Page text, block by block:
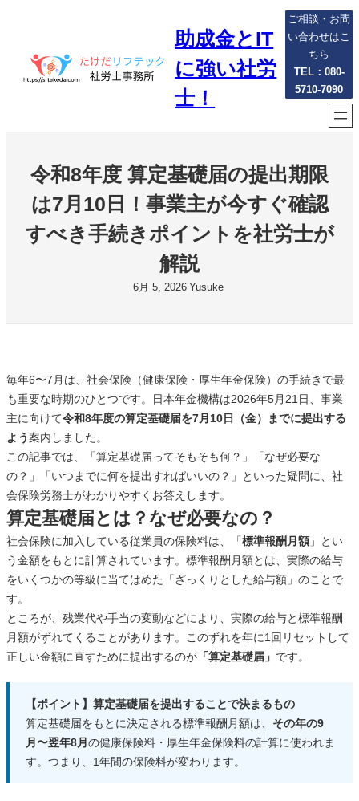
プ
助成金とIT
に強い社労
士！
ご相談・お問
い合わせはこ
ちら
TEL：080-
5710-7090
令和8年度 算定基礎届の提出期限
は7月10日！事業主が今すぐ確認
すべき手続きポイントを社労士が
解説
6月 5, 2026 Yusuke
毎年6〜7月は、社会保険（健康保険・厚生年金保険）の手続きで最
も重要な時期のひとつです。日本年金機構は2026年5月21日、事業
主に向けて令和8年度の算定基礎届を7月10日（金）までに提出する
よう案内しました。
この記事では、「算定基礎届ってそもそも何？」「なぜ必要な
の？」「いつまでに何を提出すればいいの？」といった疑問に、社
会保険労務士がわかりやすくお答えします。
算定基礎届とは？なぜ必要なの？
社会保険に加入している従業員の保険料は、「標準報酬月額」とい
う金額をもとに計算されています。標準報酬月額とは、実際の給与
をいくつかの等級に当てはめた「ざっくりとした給与額」のことで
す。
ところが、残業代や手当の変動などにより、実際の給与と標準報酬
月額がずれてくることがあります。このずれを年に1回リセットして
正しい金額に直すために提出するのが 「算定基礎届」 です。
【ポイント】算定基礎届を提出することで決まるもの
算定基礎届をもとに決定される標準報酬月額は、 その年の9
月〜翌年8月 の健康保険料・厚生年金保険料の計算に使われま
す。つまり、1年間の保険料が変わります。